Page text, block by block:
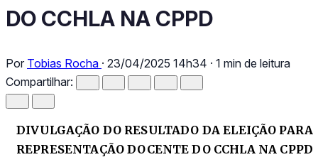
DO CCHLA NA CPPD
Por Tobias Rocha · 23/04/2025 14h34 · 1 min de leitura
Compartilhar:
DIVULGAÇÃO DO RESULTADO DA ELEIÇÃO PARA
REPRESENTAÇÃO DOCENTE DO CCHLA NA CPPD